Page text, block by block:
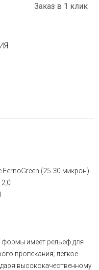
Заказ в 1 клик
(25-30 микрон)
формы имеет рельеф для
пропекания; легкое
высококачественному